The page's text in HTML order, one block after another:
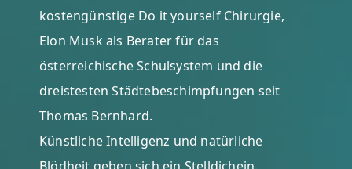
kostengünstige Do it yourself Chirurgie,
Elon Musk als Berater für das
österreichische Schulsystem und die
dreistesten Städtebeschimpfungen seit
Thomas Bernhard.
Künstliche Intelligenz und natürliche